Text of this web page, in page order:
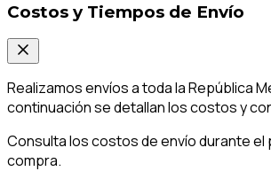
Costos y Tiempos de Envío
Realizamos envíos a toda la República
continuación se detallan los costos y
Consulta los costos de envío durante el
compra.